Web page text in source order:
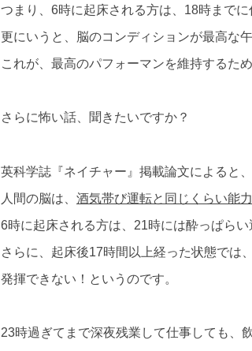
つまり、 6時に起床される方は、18時までに
更にいうと、脳のコンディションが最高な
これが、最高のパフォーマンを維持するた
さらに怖い話、聞きたいですか？
英科学誌『ネイチャー』掲載論文によると、
人間の脳は、 酒気帯び運転と同じくらい能
6時に起床される方は、21時には酔っぱらい
さらに、起床後17時間以上経った状態では
発揮できない！というのです。
23時過ぎてまで深夜残業して仕事しても、